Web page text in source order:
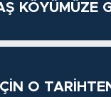
KÖYÜMÜZE
O